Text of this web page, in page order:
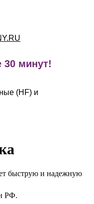
30 минут!
(HF) и
быструю и надежную
РФ.